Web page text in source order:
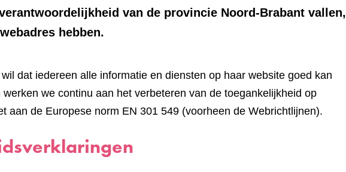
van de provincie Noord-Brabant vallen,
hebben.
dat iedereen alle informatie en diensten op haar website goed kan
werken we continu aan het verbeteren van de toegankelijkheid op
aan de Europese norm EN 301 549 (voorheen de Webrichtlijnen).